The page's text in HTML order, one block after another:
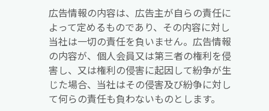
広告情報の内容は、広告主が自らの責任に
よって定めるものであり、その内容に対し
当社は一切の責任を負いません。広告情報
の内容が、個人会員又は第三者の権利を侵
害し、又は権利の侵害に起因して紛争が生
じた場合、当社はその侵害及び紛争に対し
て何らの責任も負わないものとします。